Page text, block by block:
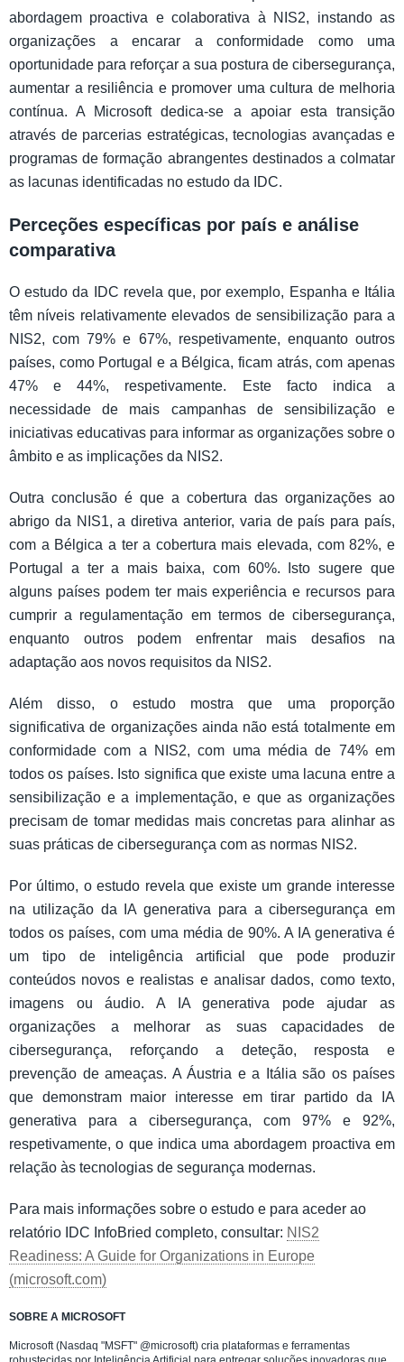
abordagem proactiva e colaborativa à NIS2, instando as
organizações a encarar a conformidade como uma
oportunidade para reforçar a sua postura de cibersegurança,
aumentar a resiliência e promover uma cultura de melhoria
contínua. A Microsoft dedica-se a apoiar esta transição
através de parcerias estratégicas, tecnologias avançadas e
programas de formação abrangentes destinados a colmatar
as lacunas identificadas no estudo da IDC.
Perceções específicas por país e análise
comparativa
O estudo da IDC revela que, por exemplo, Espanha e Itália
têm níveis relativamente elevados de sensibilização para a
NIS2, com 79% e 67%, respetivamente, enquanto outros
países, como Portugal e a Bélgica, ficam atrás, com apenas
47% e 44%, respetivamente. Este facto indica a
necessidade de mais campanhas de sensibilização e
iniciativas educativas para informar as organizações sobre o
âmbito e as implicações da NIS2.
Outra conclusão é que a cobertura das organizações ao
abrigo da NIS1, a diretiva anterior, varia de país para país,
com a Bélgica a ter a cobertura mais elevada, com 82%, e
Portugal a ter a mais baixa, com 60%. Isto sugere que
alguns países podem ter mais experiência e recursos para
cumprir a regulamentação em termos de cibersegurança,
enquanto outros podem enfrentar mais desafios na
adaptação aos novos requisitos da NIS2.
Além disso, o estudo mostra que uma proporção
significativa de organizações ainda não está totalmente em
conformidade com a NIS2, com uma média de 74% em
todos os países. Isto significa que existe uma lacuna entre a
sensibilização e a implementação, e que as organizações
precisam de tomar medidas mais concretas para alinhar as
suas práticas de cibersegurança com as normas NIS2.
Por último, o estudo revela que existe um grande interesse
na utilização da IA generativa para a cibersegurança em
todos os países, com uma média de 90%. A IA generativa é
um tipo de inteligência artificial que pode produzir
conteúdos novos e realistas e analisar dados, como texto,
imagens ou áudio. A IA generativa pode ajudar as
organizações a melhorar as suas capacidades de
cibersegurança, reforçando a deteção, resposta e
prevenção de ameaças. A Áustria e a Itália são os países
que demonstram maior interesse em tirar partido da IA
generativa para a cibersegurança, com 97% e 92%,
respetivamente, o que indica uma abordagem proactiva em
relação às tecnologias de segurança modernas.
Para mais informações sobre o estudo e para aceder ao
relatório IDC InfoBried completo, consultar: NIS2
Readiness: A Guide for Organizations in Europe
(microsoft.com)
SOBRE A MICROSOFT
Microsoft (Nasdaq "MSFT" @microsoft) cria plataformas e ferramentas